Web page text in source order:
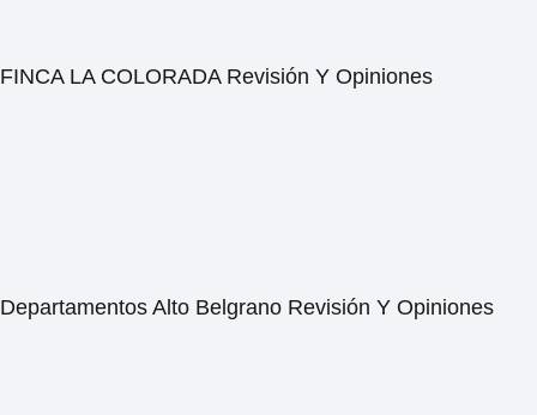
FINCA LA COLORADA Revisión Y Opiniones
Departamentos Alto Belgrano Revisión Y Opiniones